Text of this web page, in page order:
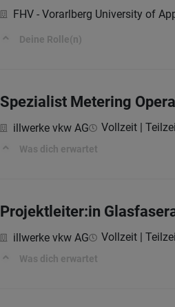
FHV - Vorarlberg University of
Deine Rolle(n)
Spezialist Metering
illwerke vkw AG Vollzeit |
Was dich erwartet
Projektleiter:in
illwerke vkw AG Vollzeit |
Was dich erwartet